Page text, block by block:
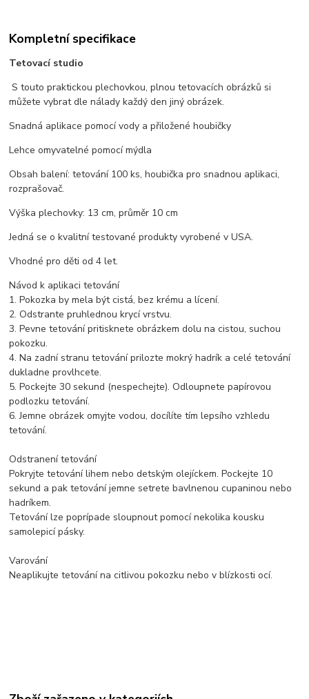
Kompletní specifikace
Tetovací studio
S touto praktickou plechovkou, plnou tetovacích obrázků si
můžete vybrat dle nálady každý den jiný obrázek.
Snadná aplikace pomocí vody a přiložené houbičky
Lehce omyvatelné pomocí mýdla
Obsah balení: tetování 100 ks, houbička pro snadnou aplikaci,
rozprašovač.
Výška plechovky: 13 cm, průměr 10 cm
Jedná se o kvalitní testované produkty vyrobené v USA.
Vhodné pro děti od 4 let.
Návod k aplikaci tetování
1. Pokozka by mela být cistá, bez krému a lícení.
2. Odstrante pruhlednou krycí vrstvu.
3. Pevne tetování pritisknete obrázkem dolu na cistou, suchou
pokozku.
4. Na zadní stranu tetování prilozte mokrý hadrík a celé tetování
dukladne provlhcete.
5. Pockejte 30 sekund (nespechejte). Odloupnete papírovou
podlozku tetování.
6. Jemne obrázek omyjte vodou, docílíte tím lepsího vzhledu
tetování.
Odstranení tetování
Pokryjte tetování lihem nebo detským olejíckem. Pockejte 10
sekund a pak tetování jemne setrete bavlnenou cupaninou nebo
hadríkem.
Tetování lze poprípade sloupnout pomocí nekolika kousku
samolepicí pásky.
Varování
Neaplikujte tetování na citlivou pokozku nebo v blízkosti ocí.